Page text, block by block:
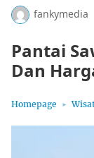
fankymedia
Pantai
Dan
Homepage